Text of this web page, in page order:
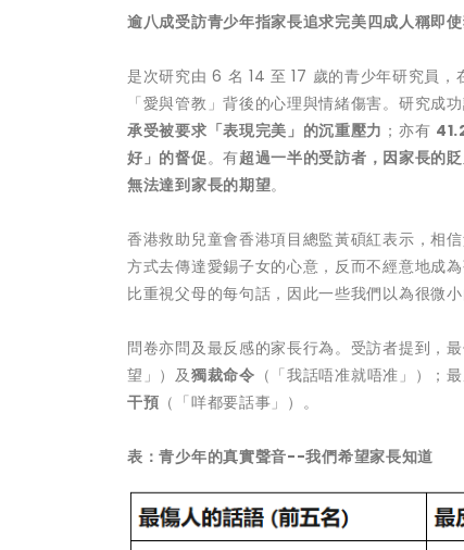
逾八成受訪青少年指家長追求完美四成人稱即
是次研究由 6 名 14 至 17 歲的青少年研究員
「愛與管教」背後的心理與情緒傷害。研究
承受被要求「表現完美」的沉重壓力 ；亦有
好」的督促。有超過一半的受訪者，因家長的
無法達到家長的期望。
香港救助兒童會香港項目總監黃碩紅表示，相
方式去傳達愛錫子女的心意，反而不經意地成
比重視父母的每句話，因此一些我們以為很微
問卷亦問及最反感的家長行為。受訪者提到，
望」）及獨裁命令 （「我話唔准就唔准」）；
干預 （「咩都要話事」）。
表：青少年的真實聲音--我們希望家長知道